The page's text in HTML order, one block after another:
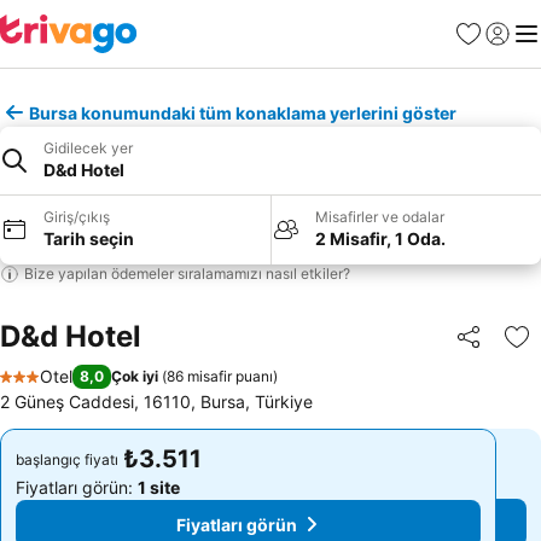
Favoriler
Giriş
Bursa konumundaki tüm konaklama yerlerini göster
Gidilecek yer
D&d Hotel
Giriş/çıkış
Tarih seçin
Misafirler ve odalar
2 Misafir, 1 Oda.
Bize yapılan ödemeler sıralamamızı nasıl etkiler?
D&d Hotel Paylaş
3 Yıldız
Otel 8,0 Çok iyi (86 misafir puanı)
2 Güneş Caddesi, 16110, Bursa, Türkiye
başlangıç fiyatı ₺3.511
Fiyatları görün: 1 site
Fiyatları görün
başlangıç fiyatı ₺3.511
Fiyatları görün: 1 site
Fiyatları görün